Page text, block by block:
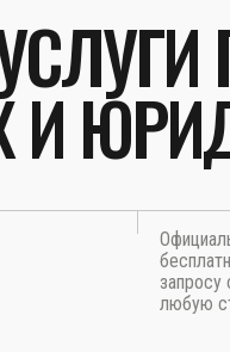
И
запросу
любую